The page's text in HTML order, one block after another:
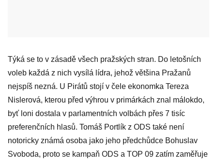
Týká se to v zásadě všech pražských stran. Do letošních
voleb každá z nich vysílá lídra, jehož většina Pražanů
nejspíš nezná. U Pirátů stojí v čele ekonomka Tereza
Nislerová, kterou před výhrou v primárkách znal málokdo,
byť loni dostala v parlamentních volbách přes 7 tisíc
preferenčních hlasů. Tomáš Portlík z ODS také není
notoricky známá osoba jako jeho předchůdce Bohuslav
Svoboda, proto se kampaň ODS a TOP 09 zatím zaměřuje